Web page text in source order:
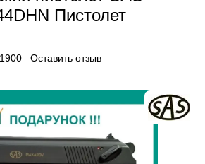
Пистолет
1900 Оставить отзыв